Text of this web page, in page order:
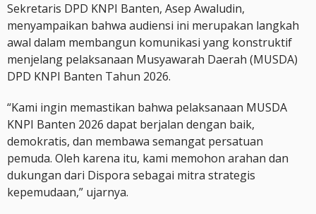
Sekretaris DPD KNPI Banten, Asep Awaludin,
menyampaikan bahwa audiensi ini merupakan langkah
awal dalam membangun komunikasi yang konstruktif
menjelang pelaksanaan Musyawarah Daerah (MUSDA)
DPD KNPI Banten Tahun 2026.
“Kami ingin memastikan bahwa pelaksanaan MUSDA
KNPI Banten 2026 dapat berjalan dengan baik,
demokratis, dan membawa semangat persatuan
pemuda. Oleh karena itu, kami memohon arahan dan
dukungan dari Dispora sebagai mitra strategis
kepemudaan,” ujarnya.